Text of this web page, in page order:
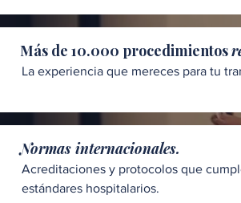
Más de 10.000 procedimientos
La experiencia que mereces para tu
Normas internacionales.
Acreditaciones y protocolos que
estándares hospitalarios.